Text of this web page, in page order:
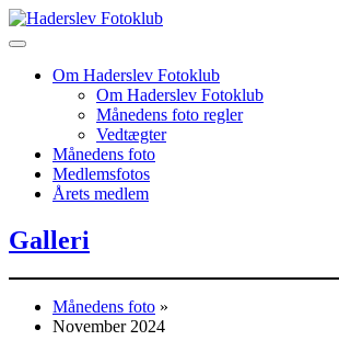
Skip
to
Om Haderslev Fotoklub
Om Haderslev Fotoklub
Månedens foto regler
Vedtægter
Månedens foto
Medlemsfotos
Årets medlem
Galleri
Månedens foto »
November 2024